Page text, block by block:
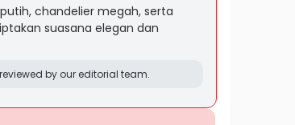
chandelier megah, serta
suasana elegan dan
by our editorial team.